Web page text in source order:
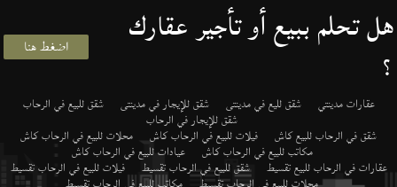
هل تحلم ببيع أو تأجير عقارك
؟ اضغط هنا
عقارات مدينتي شقق لليع في مدينتى شقق للإيجار في مدينتى شقق للبيع في الرحاب
شقق للإيجار في الرحاب
شقق في الرحاب للبيع كاش فيلات للبيع في الرحاب كاش محلات للبيع في الرحاب كاش
مكاتب للبيع في الرحاب كاش عيادات للبيع في الرحاب كاش
عقارات في الرحاب للبيع تقسيط شقق للبيع في الرحاب تقسيط فيلات للبيع في الرحاب تقسيط